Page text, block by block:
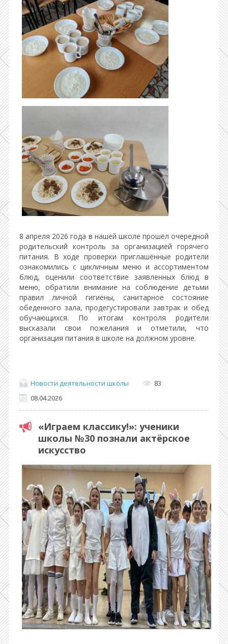
8 апреля 2026 года в нашей школе прошёл очередной
родительский контроль за организацией горячего
питания. В ходе проверки приглашённые родители
ознакомились с цикличным меню и ассортиментом
блюд, оценили соответствие заявленных блюд в
меню, обратили внимание на соблюдение детьми
правил личной гигиены, санитарное состояние
обеденного зала, продегустировали завтрак и обед
обучающихся. По итогам контроля родители
высказали свои пожелания и отметили, что
организация питания в школе на должном уровне.
Новости деятельности школы
83
08.04.2026
«Играем классику!»: ученики
школы №30 познали актёрское
искусство